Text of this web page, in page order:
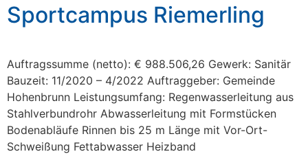
Sportcampus Riemerling
Auftragssumme (netto): € 988.506,26 Gewerk: Sanitär
Bauzeit: 11/2020 – 4/2022 Auftraggeber: Gemeinde
Hohenbrunn Leistungsumfang: Regenwasserleitung aus
Stahlverbundrohr Abwasserleitung mit Formstücken
Bodenabläufe Rinnen bis 25 m Länge mit Vor-Ort-
Schweißung Fettabwasser Heizband